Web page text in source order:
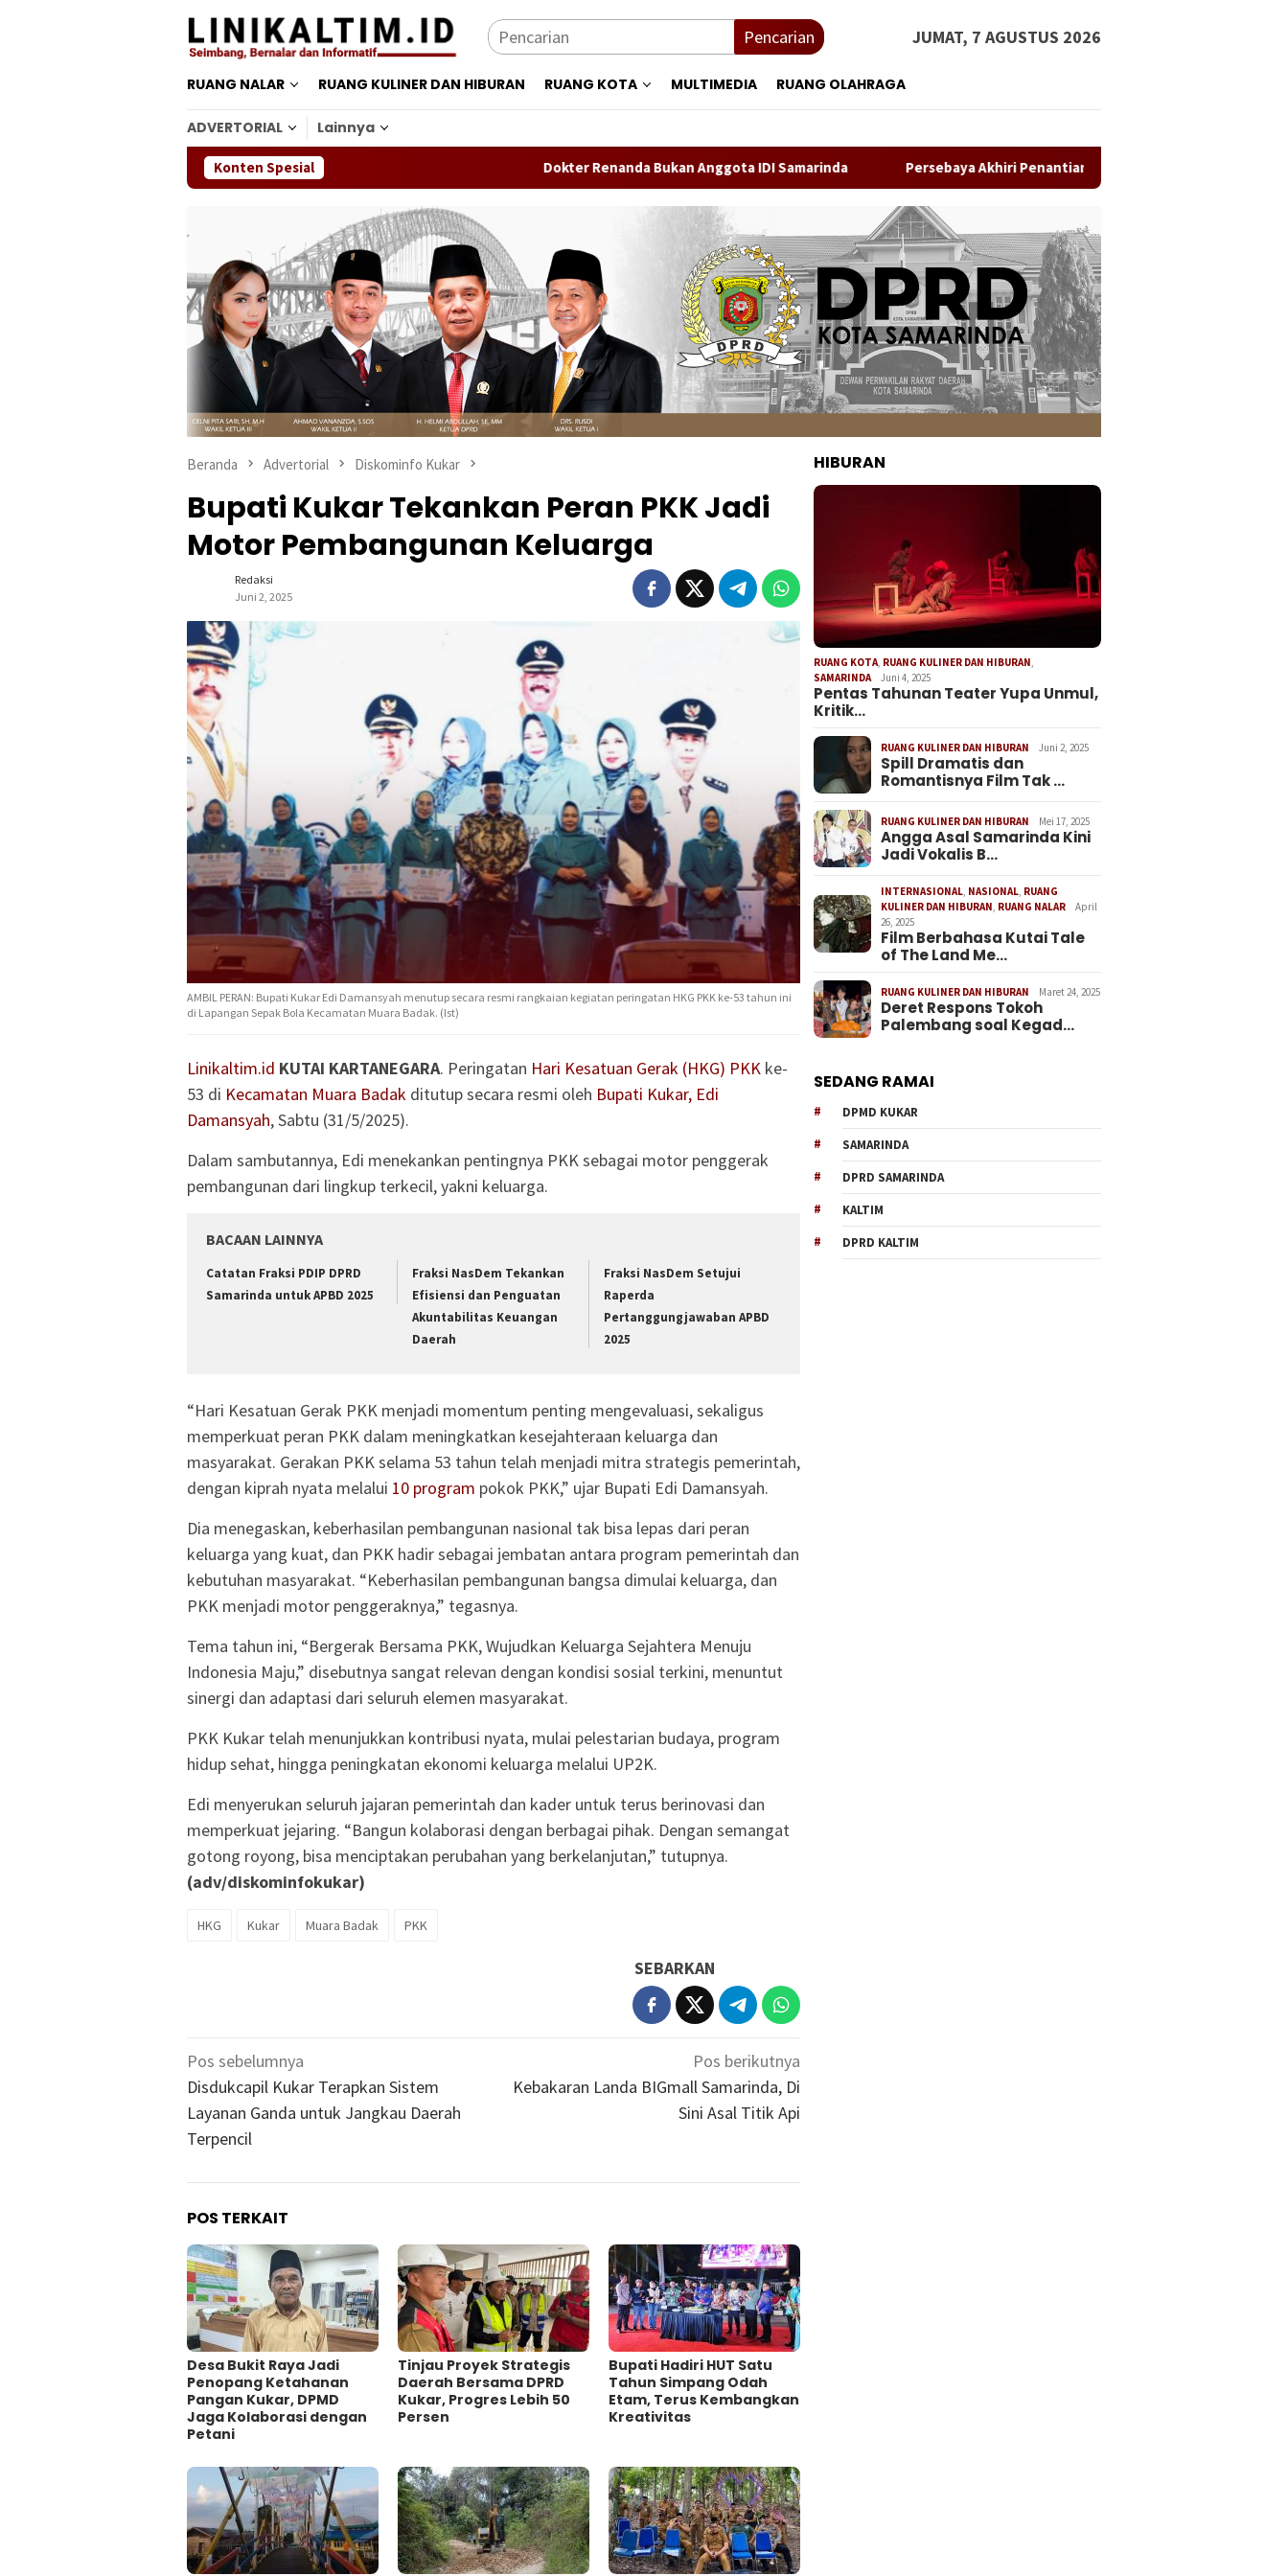
Pencarian JUMAT, 7 AGUSTUS 2026
RUANG NALAR RUANG KULINER DAN HIBURAN RUANG KOTA MULTIMEDIA RUANG OLAHRAGA
ADVERTORIAL Lainnya
Konten Spesial Dokter Renanda Bukan Anggota IDI Samarinda Persebaya Akhiri Penantian, Taklukkan Persib Lewat Adu Penalti dan
Beranda Advertorial Diskominfo Kukar
Bupati Kukar Tekankan Peran PKK Jadi
Motor Pembangunan Keluarga
Redaksi
Juni 2, 2025
AMBIL PERAN: Bupati Kukar Edi Damansyah menutup secara resmi rangkaian kegiatan peringatan HKG PKK ke-53 tahun ini
di Lapangan Sepak Bola Kecamatan Muara Badak. (Ist)
Linikaltim.id KUTAI KARTANEGARA. Peringatan Hari Kesatuan Gerak (HKG) PKK ke-
53 di Kecamatan Muara Badak ditutup secara resmi oleh Bupati Kukar, Edi
Damansyah, Sabtu (31/5/2025).
Dalam sambutannya, Edi menekankan pentingnya PKK sebagai motor penggerak
pembangunan dari lingkup terkecil, yakni keluarga.
BACAAN LAINNYA
Catatan Fraksi PDIP DPRD
Samarinda untuk APBD 2025
Fraksi NasDem Tekankan
Efisiensi dan Penguatan
Akuntabilitas Keuangan
Daerah
Fraksi NasDem Setujui
Raperda
Pertanggungjawaban APBD
2025
“Hari Kesatuan Gerak PKK menjadi momentum penting mengevaluasi, sekaligus
memperkuat peran PKK dalam meningkatkan kesejahteraan keluarga dan
masyarakat. Gerakan PKK selama 53 tahun telah menjadi mitra strategis pemerintah,
dengan kiprah nyata melalui 10 program pokok PKK,” ujar Bupati Edi Damansyah.
Dia menegaskan, keberhasilan pembangunan nasional tak bisa lepas dari peran
keluarga yang kuat, dan PKK hadir sebagai jembatan antara program pemerintah dan
kebutuhan masyarakat. “Keberhasilan pembangunan bangsa dimulai keluarga, dan
PKK menjadi motor penggeraknya,” tegasnya.
Tema tahun ini, “Bergerak Bersama PKK, Wujudkan Keluarga Sejahtera Menuju
Indonesia Maju,” disebutnya sangat relevan dengan kondisi sosial terkini, menuntut
sinergi dan adaptasi dari seluruh elemen masyarakat.
PKK Kukar telah menunjukkan kontribusi nyata, mulai pelestarian budaya, program
hidup sehat, hingga peningkatan ekonomi keluarga melalui UP2K.
Edi menyerukan seluruh jajaran pemerintah dan kader untuk terus berinovasi dan
memperkuat jejaring. “Bangun kolaborasi dengan berbagai pihak. Dengan semangat
gotong royong, bisa menciptakan perubahan yang berkelanjutan,” tutupnya.
(adv/diskominfokukar)
HKG Kukar Muara Badak PKK
SEBARKAN
Navigasi
pos
Pos sebelumnya
Disdukcapil Kukar Terapkan Sistem
Layanan Ganda untuk Jangkau Daerah
Terpencil
Pos berikutnya
Kebakaran Landa BIGmall Samarinda, Di
Sini Asal Titik Api
POS TERKAIT
Desa Bukit Raya Jadi
Penopang Ketahanan
Pangan Kukar, DPMD
Jaga Kolaborasi dengan
Petani
Tinjau Proyek Strategis
Daerah Bersama DPRD
Kukar, Progres Lebih 50
Persen
Bupati Hadiri HUT Satu
Tahun Simpang Odah
Etam, Terus Kembangkan
Kreativitas
HIBURAN
RUANG KOTA RUANG KULINER DAN HIBURAN
SAMARINDA
Juni 4, 2025
Pentas Tahunan Teater Yupa Unmul,
Kritik…
RUANG KULINER DAN HIBURAN Juni 2, 2025
Spill Dramatis dan
Romantisnya Film Tak …
RUANG KULINER DAN HIBURAN Mei 17, 2025
Angga Asal Samarinda Kini
Jadi Vokalis B…
INTERNASIONAL NASIONAL RUANG
KULINER DAN HIBURAN RUANG NALAR
April
26, 2025
Film Berbahasa Kutai Tale
of The Land Me…
RUANG KULINER DAN HIBURAN Maret 24, 2025
Deret Respons Tokoh
Palembang soal Kegad…
SEDANG RAMAI
DPMD KUKAR
SAMARINDA
DPRD SAMARINDA
KALTIM
DPRD KALTIM